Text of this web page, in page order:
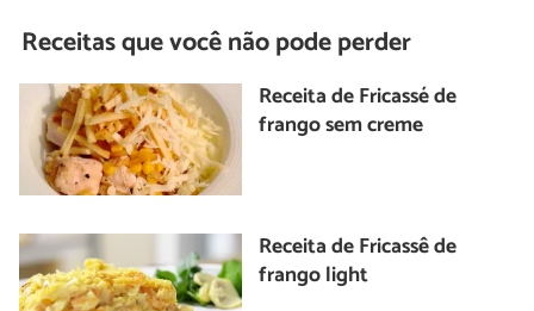
Receitas que você não pode perder
Receita de Fricassé de
frango sem creme
Receita de Fricassê de
frango light